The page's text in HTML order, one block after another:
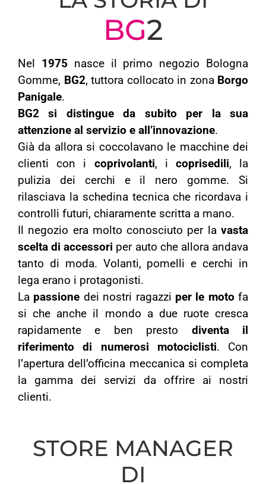
BG2
Nel 1975 nasce il primo negozio Bologna
Gomme, BG2, tuttora collocato in zona Borgo
Panigale.
BG2 si distingue da subito per la sua
attenzione al servizio e all’innovazione.
Già da allora si coccolavano le macchine dei
clienti con i coprivolanti, i coprisedili, la
pulizia dei cerchi e il nero gomme. Si
rilasciava la schedina tecnica che ricordava i
controlli futuri, chiaramente scritta a mano.
Il negozio era molto conosciuto per la vasta
scelta di accessori per auto che allora andava
tanto di moda. Volanti, pomelli e cerchi in
lega erano i protagonisti.
La passione dei nostri ragazzi per le moto fa
si che anche il mondo a due ruote cresca
rapidamente e ben presto diventa il
riferimento di numerosi motociclisti. Con
l’apertura dell’officina meccanica si completa
la gamma dei servizi da offrire ai nostri
clienti.
STORE MANAGER
DI